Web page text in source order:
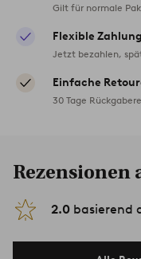
Gilt für normale
Flexible
Jetzt bezahlen,
Einfache
30 Tage
Rezensionen
2.0 basierend